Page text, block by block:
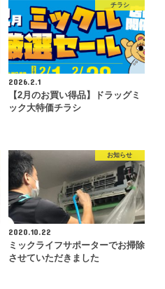
チラシ
2026.2.1
【2月のお買い得品】ドラッグミ
ック大特価チラシ
お知らせ
2020.10.22
ミックライフサポーターでお掃除
させていただきました